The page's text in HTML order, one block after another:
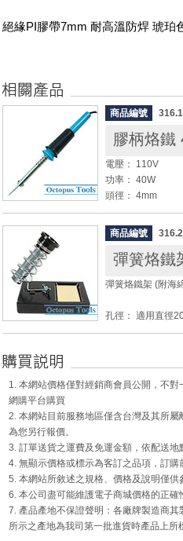
絕緣PI膠帶7mm 耐高溫防焊 琥珀
商品編號
膠柄烙鐵
電壓： 110V
功率： 40W
頭徑： 4mm
替換烙鐵頭型號
商品編號
彈簧烙鐵
彈簧烙鐵架 (附海
孔徑： 適用直徑
尺寸： 86 x
1. 本網站價格僅對經銷商會員公開，不
網購平台購買
2. 本網站目前服務地區僅含台灣及其所
為您另行報價。
3. 訂單送貨之運費及免運金額，依配送地
4. 無顯示價格或標示為客訂之品項，訂購
5. 本網站所敘述之規格、價格及說明僅供
6. 本公司盡可能維護電子商城價格的正確
7. 產品產地不保證聲明：各廠牌製造商
所示之產地為我司第一批進貨時產品上所